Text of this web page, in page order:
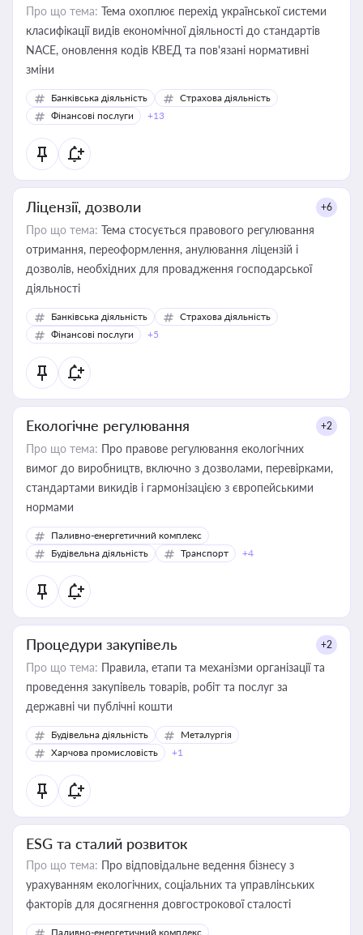
Про що тема: Тема охоплює перехід української системи
класифікації видів економічної діяльності до стандартів
NACE, оновлення кодів КВЕД та пов'язані нормативні
зміни
Банківська діяльність
Страхова діяльність
Фінансові послуги
+13
Ліцензії, дозволи +6
Про що тема: Тема стосується правового регулювання
отримання, переоформлення, анулювання ліцензій і
дозволів, необхідних для провадження господарської
діяльності
Банківська діяльність
Страхова діяльність
Фінансові послуги
+5
Екологічне регулювання +2
Про що тема: Про правове регулювання екологічних
вимог до виробництв, включно з дозволами, перевірками,
стандартами викидів і гармонізацією з європейськими
нормами
Паливно-енергетичний комплекс
Будівельна діяльність
Транспорт +4
Процедури закупівель +2
Про що тема: Правила, етапи та механізми організації та
проведення закупівель товарів, робіт та послуг за
державні чи публічні кошти
Будівельна діяльність
Металургія
Харчова промисловість
+1
ESG та сталий розвиток
Про що тема: Про відповідальне ведення бізнесу з
урахуванням екологічних, соціальних та управлінських
факторів для досягнення довгострокової сталості
Паливно-енергетичний комплекс